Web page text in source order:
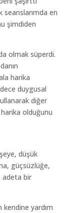
en
şimdiden
olmak süperdi.
harika
duygusal
diğer
harika olduğunu
düşük
güçsüzlüğe,
adeta bir
kendine yardım